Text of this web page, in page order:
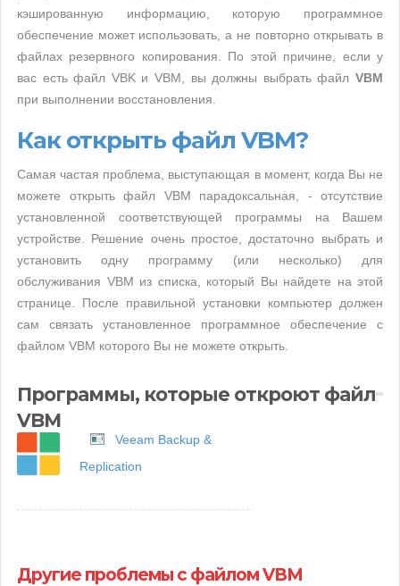
кэшированную информацию, которую программное
обеспечение может использовать, а не повторно открывать в
файлах резервного копирования. По этой причине, если у
вас есть файл VBK и VBM, вы должны выбрать файл VBM
при выполнении восстановления.
Как открыть файл VBM?
Самая частая проблема, выступающая в момент, когда Вы не
можете открыть файл VBM парадоксальная, - отсутствие
установленной соответствующей программы на Вашем
устройстве. Решение очень простое, достаточно выбрать и
установить одну программу (или несколько) для
обслуживания VBM из списка, который Вы найдете на этой
странице. После правильной установки компьютер должен
сам связать установленное программное обеспечение с
файлом VBM которого Вы не можете открыть.
Программы, которые откроют файл
VBM
Veeam Backup &
Replication
Другие проблемы с файлом VBM